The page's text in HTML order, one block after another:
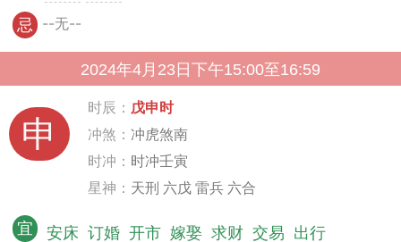
忌 --无--
2024年4月23日下午15:00至16:59
申
时辰： 戊申时
冲煞： 冲虎煞南
时冲： 时冲壬寅
星神： 天刑 六戊 雷兵 六合
宜 安床 订婚 开市 嫁娶 求财 交易 出行